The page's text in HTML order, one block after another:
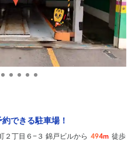
できる駐車場！
２丁目６−３ 錦戸ビルから 494m 徒歩